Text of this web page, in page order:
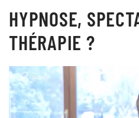
HYPNOSE,
THÉRAPIE ?